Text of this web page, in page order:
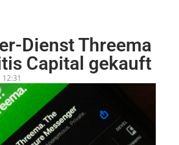
Dienst Threema
Capital gekauft
12:31